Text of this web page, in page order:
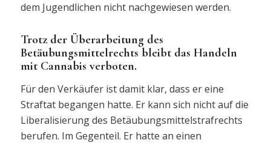
dem Jugendlichen nicht nachgewiesen werden.
Trotz der Überarbeitung des
Betäubungsmittelrechts bleibt das Handeln
mit Cannabis verboten.
Für den Verkäufer ist damit klar, dass er eine
Straftat begangen hatte. Er kann sich nicht auf die
Liberalisierung des Betäubungsmittelstrafrechts
berufen. Im Gegenteil. Er hatte an einen